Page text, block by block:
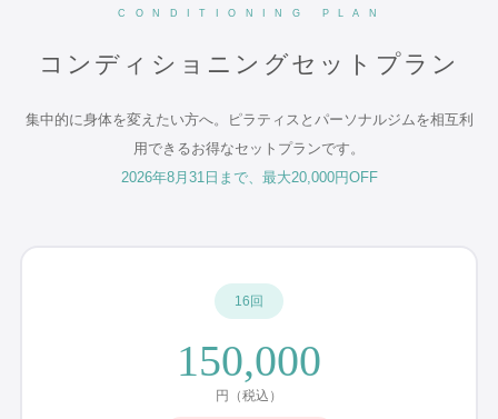
C O N D I T I O N I N G P L A N
コンディショニングセットプラン
集中的に身体を変えたい方へ。ピラティスとパーソナルジムを相互利
用できるお得なセットプランです。
2026年8月31日 まで、 最大20,000円OFF
16回
150,000
円（税込）